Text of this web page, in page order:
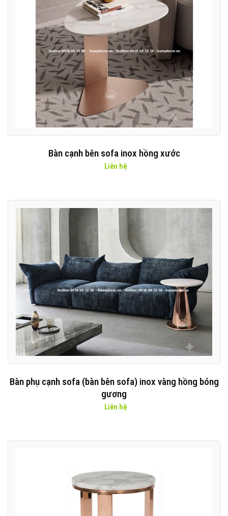
Bàn cạnh bên sofa inox hồng xước
Liên hệ
Bàn phụ cạnh sofa (bàn bên sofa) inox vàng hồng bóng
gương
Liên hệ